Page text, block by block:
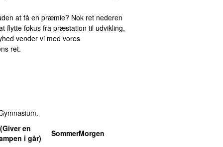
at få en præmie? Nok ret nederen
flytte fokus fra præstation til udvikling,
vender vi med vores
ret.
en
i går)
SommerMorgen